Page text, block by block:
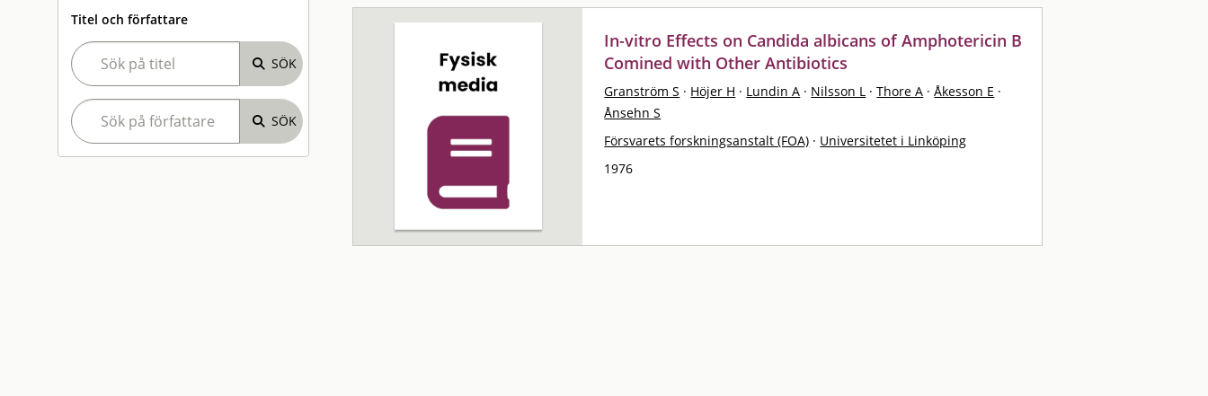
Titel och författare
In-vitro Effects on Candida albicans of Amphotericin B
Comined with Other Antibiotics
Granström S · Höjer H · Lundin A · Nilsson L · Thore A · Åkesson E ·
Ånsehn S
Försvarets forskningsanstalt (FOA) · Universitetet i Linköping
1976